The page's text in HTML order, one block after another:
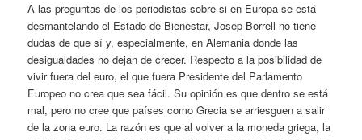
A las preguntas de los periodistas sobre si en Europa se está
desmantelando el Estado de Bienestar, Josep Borrell no tiene
dudas de que sí y, especialmente, en Alemania donde las
desigualdades no dejan de crecer. Respecto a la posibilidad de
vivir fuera del euro, el que fuera Presidente del Parlamento
Europeo no crea que sea fácil. Su opinión es que dentro se está
mal, pero no cree que países como Grecia se arriesguen a salir
de la zona euro. La razón es que al volver a la moneda griega, la